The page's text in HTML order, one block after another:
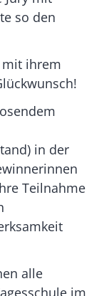
so den
mit ihrem
in der
Teilnahme
alle
im